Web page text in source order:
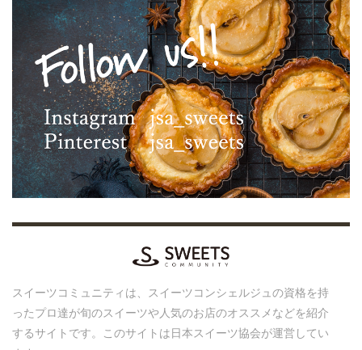
スイーツコミュニティは、スイーツコンシェルジュの資格を持
ったプロ達が旬のスイーツや人気のお店のオススメなどを紹介
するサイトです。このサイトは日本スイーツ協会が運営してい